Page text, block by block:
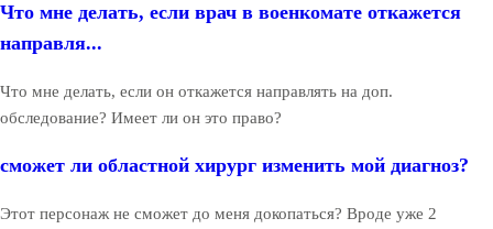
Что мне делать, если врач в военкомате откажется
направля...
Что мне делать, если он откажется направлять на доп.
обследование? Имеет ли он это право?
сможет ли областной хирург изменить мой диагноз?
Этот персонаж не сможет до меня докопаться? Вроде уже 2